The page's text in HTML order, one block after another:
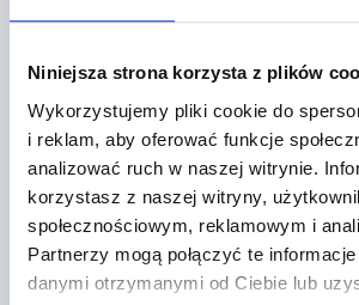
Niniejsza strona korzysta z plików
Wykorzystujemy pliki cookie do
i reklam, aby oferować funkcje
analizować ruch w naszej witrynie.
korzystasz z naszej witryny,
społecznościowym, reklamowym i
Partnerzy mogą połączyć te
danymi otrzymanymi od Ciebie lub
Seller`s terms and
Localization:
Grójec,
Metalowa 10